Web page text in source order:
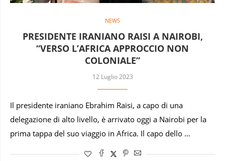
NEWS
PRESIDENTE IRANIANO RAISI A NAIROBI,
“VERSO L’AFRICA APPROCCIO NON
COLONIALE”
12 Luglio 2023
Il presidente iraniano Ebrahim Raisi, a capo di una
delegazione di alto livello, è arrivato oggi a Nairobi per la
prima tappa del suo viaggio in Africa. Il capo dello …